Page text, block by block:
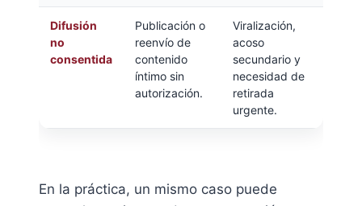
Difusión
no
consentida
Publicación o
reenvío de
contenido
íntimo sin
autorización.
Viralización,
acoso
secundario y
necesidad de
retirada
urgente.
En la práctica, un mismo caso puede